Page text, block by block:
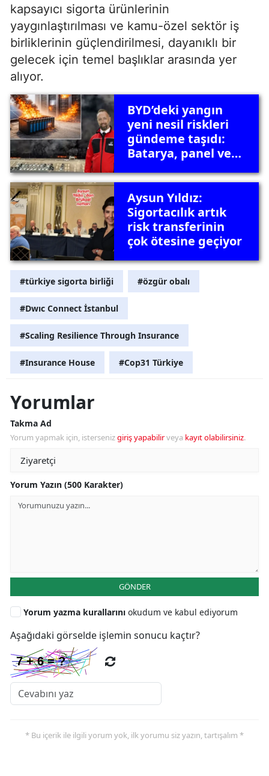
kapsayıcı sigorta ürünlerinin
yaygınlaştırılması ve kamu-özel sektör iş
birliklerinin güçlendirilmesi, dayanıklı bir
gelecek için temel başlıklar arasında yer
alıyor.
BYD’deki yangın
yeni nesil riskleri
gündeme taşıdı:
Batarya, panel ve
Aysun Yıldız:
Sigortacılık artık
risk transferinin
çok ötesine geçiyor
#türkiye sigorta birliği #özgür obalı
#Dwıc Connect İstanbul
#Scaling Resilience Through Insurance
#Insurance House #Cop31 Türkiye
Yorumlar
Takma Ad
Yorum yapmak için, istersenizgiriş yapabilirveya kayıt olabilirsiniz.
Yorum Yazın (500 Karakter)
GÖNDER
Yorum yazma kurallarını okudum ve kabul ediyorum
Aşağıdaki görselde işlemin sonucu kaçtır?
* Bu içerik ile ilgili yorum yok, ilk yorumu siz yazın, tartışalım *